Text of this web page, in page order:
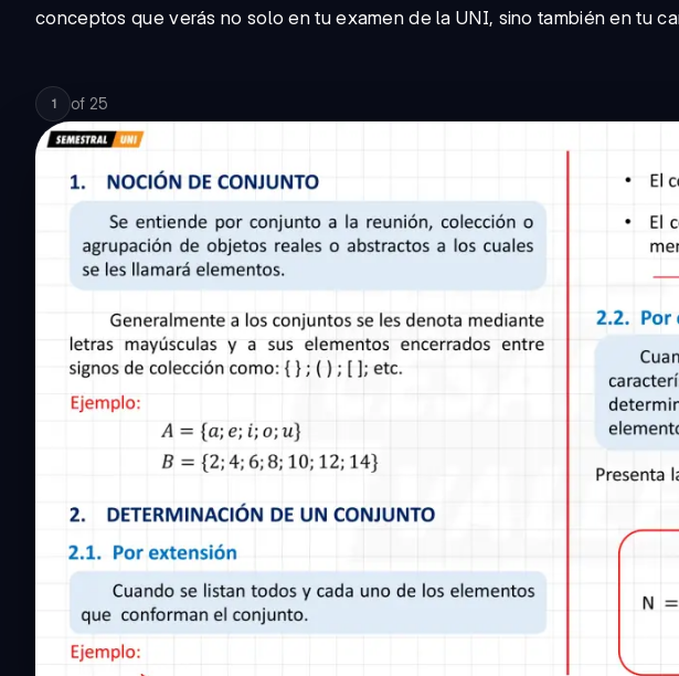
conceptos que verás no solo en tu examen de la UNI, sino también en tu
1 of 25